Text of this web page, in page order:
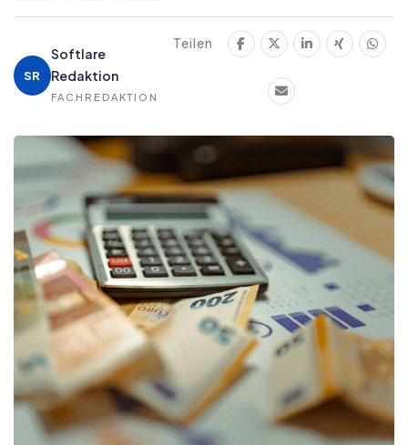
SR
Softlare
Redaktion
FACHREDAKTION
Teilen